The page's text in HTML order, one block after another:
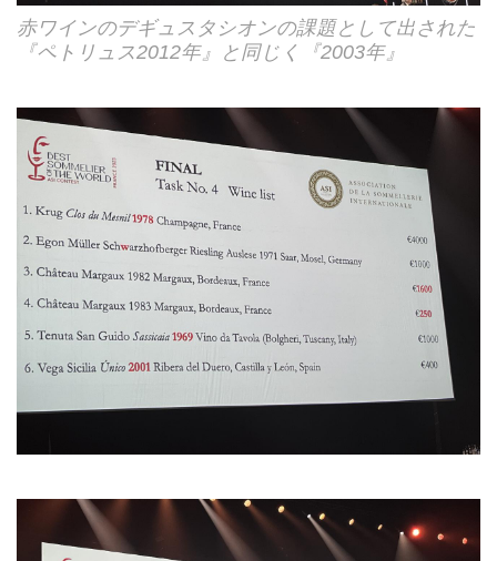
赤ワインのデギュスタシオンの課題として出された
『ペトリュス2012年』と同じく『2003年』